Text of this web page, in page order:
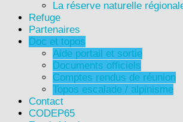
La réserve naturelle
Refuge
Partenaires
Doc et topos
Aide portail et sortie
Documents officiels
Comptes rendus de réunion
Topos escalade / alpinisme
Contact
CODEP65